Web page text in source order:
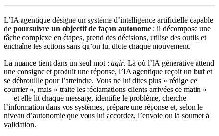
L’IA agentique désigne un système d’intelligence artificielle capable
de poursuivre un objectif de façon autonome : il décompose une
tâche complexe en étapes, prend des décisions, utilise des outils et
enchaîne les actions sans qu’on lui dicte chaque mouvement.
La nuance tient dans un seul mot : agir. Là où l’IA générative attend
une consigne et produit une réponse, l’IA agentique reçoit un but et
se débrouille pour l’atteindre. Vous ne lui dites plus « rédige ce
courrier », mais « traite les réclamations clients arrivées ce matin »
— et elle lit chaque message, identifie le problème, cherche
l’information dans vos systèmes, prépare une réponse et, selon le
niveau d’autonomie que vous lui accordez, l’envoie ou la soumet à
validation.